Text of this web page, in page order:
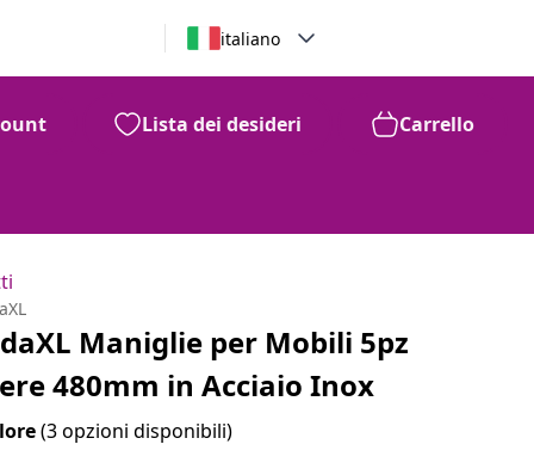
italiano
Lista dei desideri Carrello
Maniglie per Mobili 5pz
480mm in Acciaio Inox
(3 opzioni disponibili)